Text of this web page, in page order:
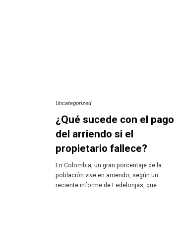
Uncategorized
¿Qué sucede con el pago
del arriendo si el
propietario fallece?
En Colombia, un gran porcentaje de la
población vive en arriendo, según un
reciente informe de Fedelonjas, que…